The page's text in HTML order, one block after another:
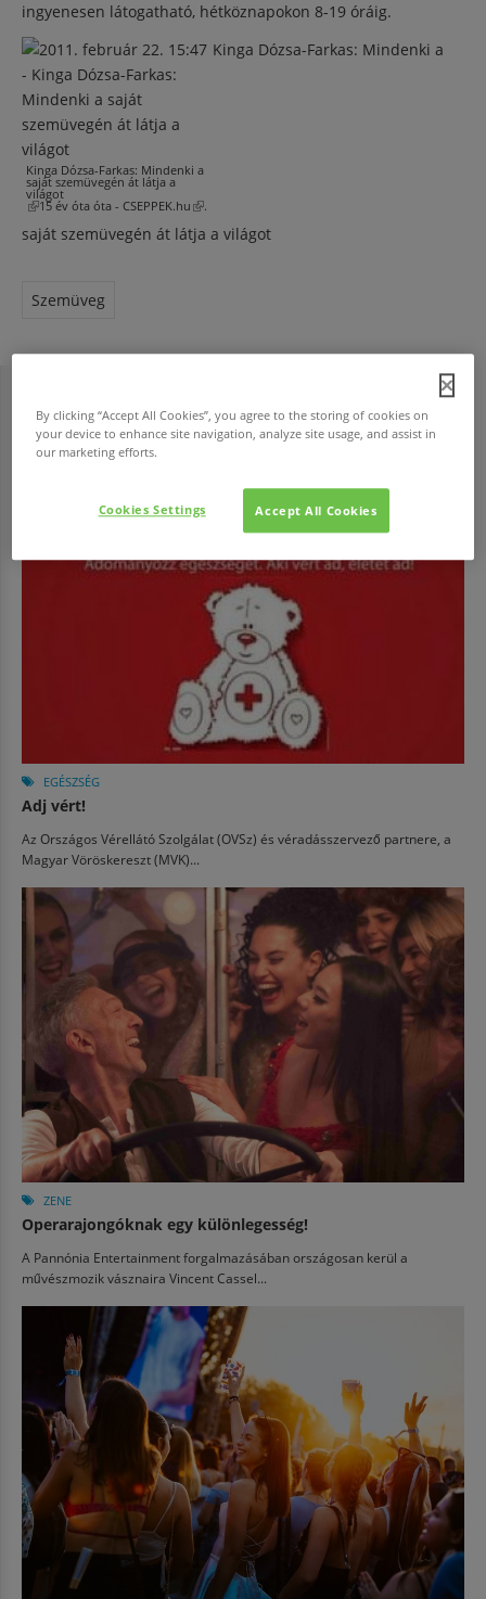
ingyenesen látogatható, hétköznapokon 8-19 óráig.
Kinga Dózsa-Farkas: Mindenki a
saját szemüvegén át látja a
világot
(külső hivatkozás)
15 év óta óta - CSEPPEK.hu (külső
.
Kinga Dózsa-Farkas: Mindenki a
saját szemüvegén át látja a világot
Szemüveg
HAVI TOP
EGÉSZSÉG
Adj vért!
Az Országos Vérellátó Szolgálat (OVSz) és véradásszervező partnere, a
Magyar Vöröskereszt (MVK)...
ZENE
Operarajongóknak egy különlegesség!
A Pannónia Entertainment forgalmazásában országosan kerül a
művészmozik vásznaira Vincent Cassel...
By clicking “Accept All Cookies”, you agree to the storing of cookies on
your device to enhance site navigation, analyze site usage, and assist in
our marketing efforts.
Accept All Cookies
Cookies Settings